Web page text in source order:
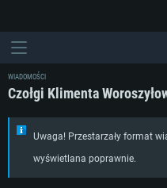
WIADOMOŚCI
Czołgi Klimenta
Uwaga! Przestarzały format
wyświetlana poprawnie.